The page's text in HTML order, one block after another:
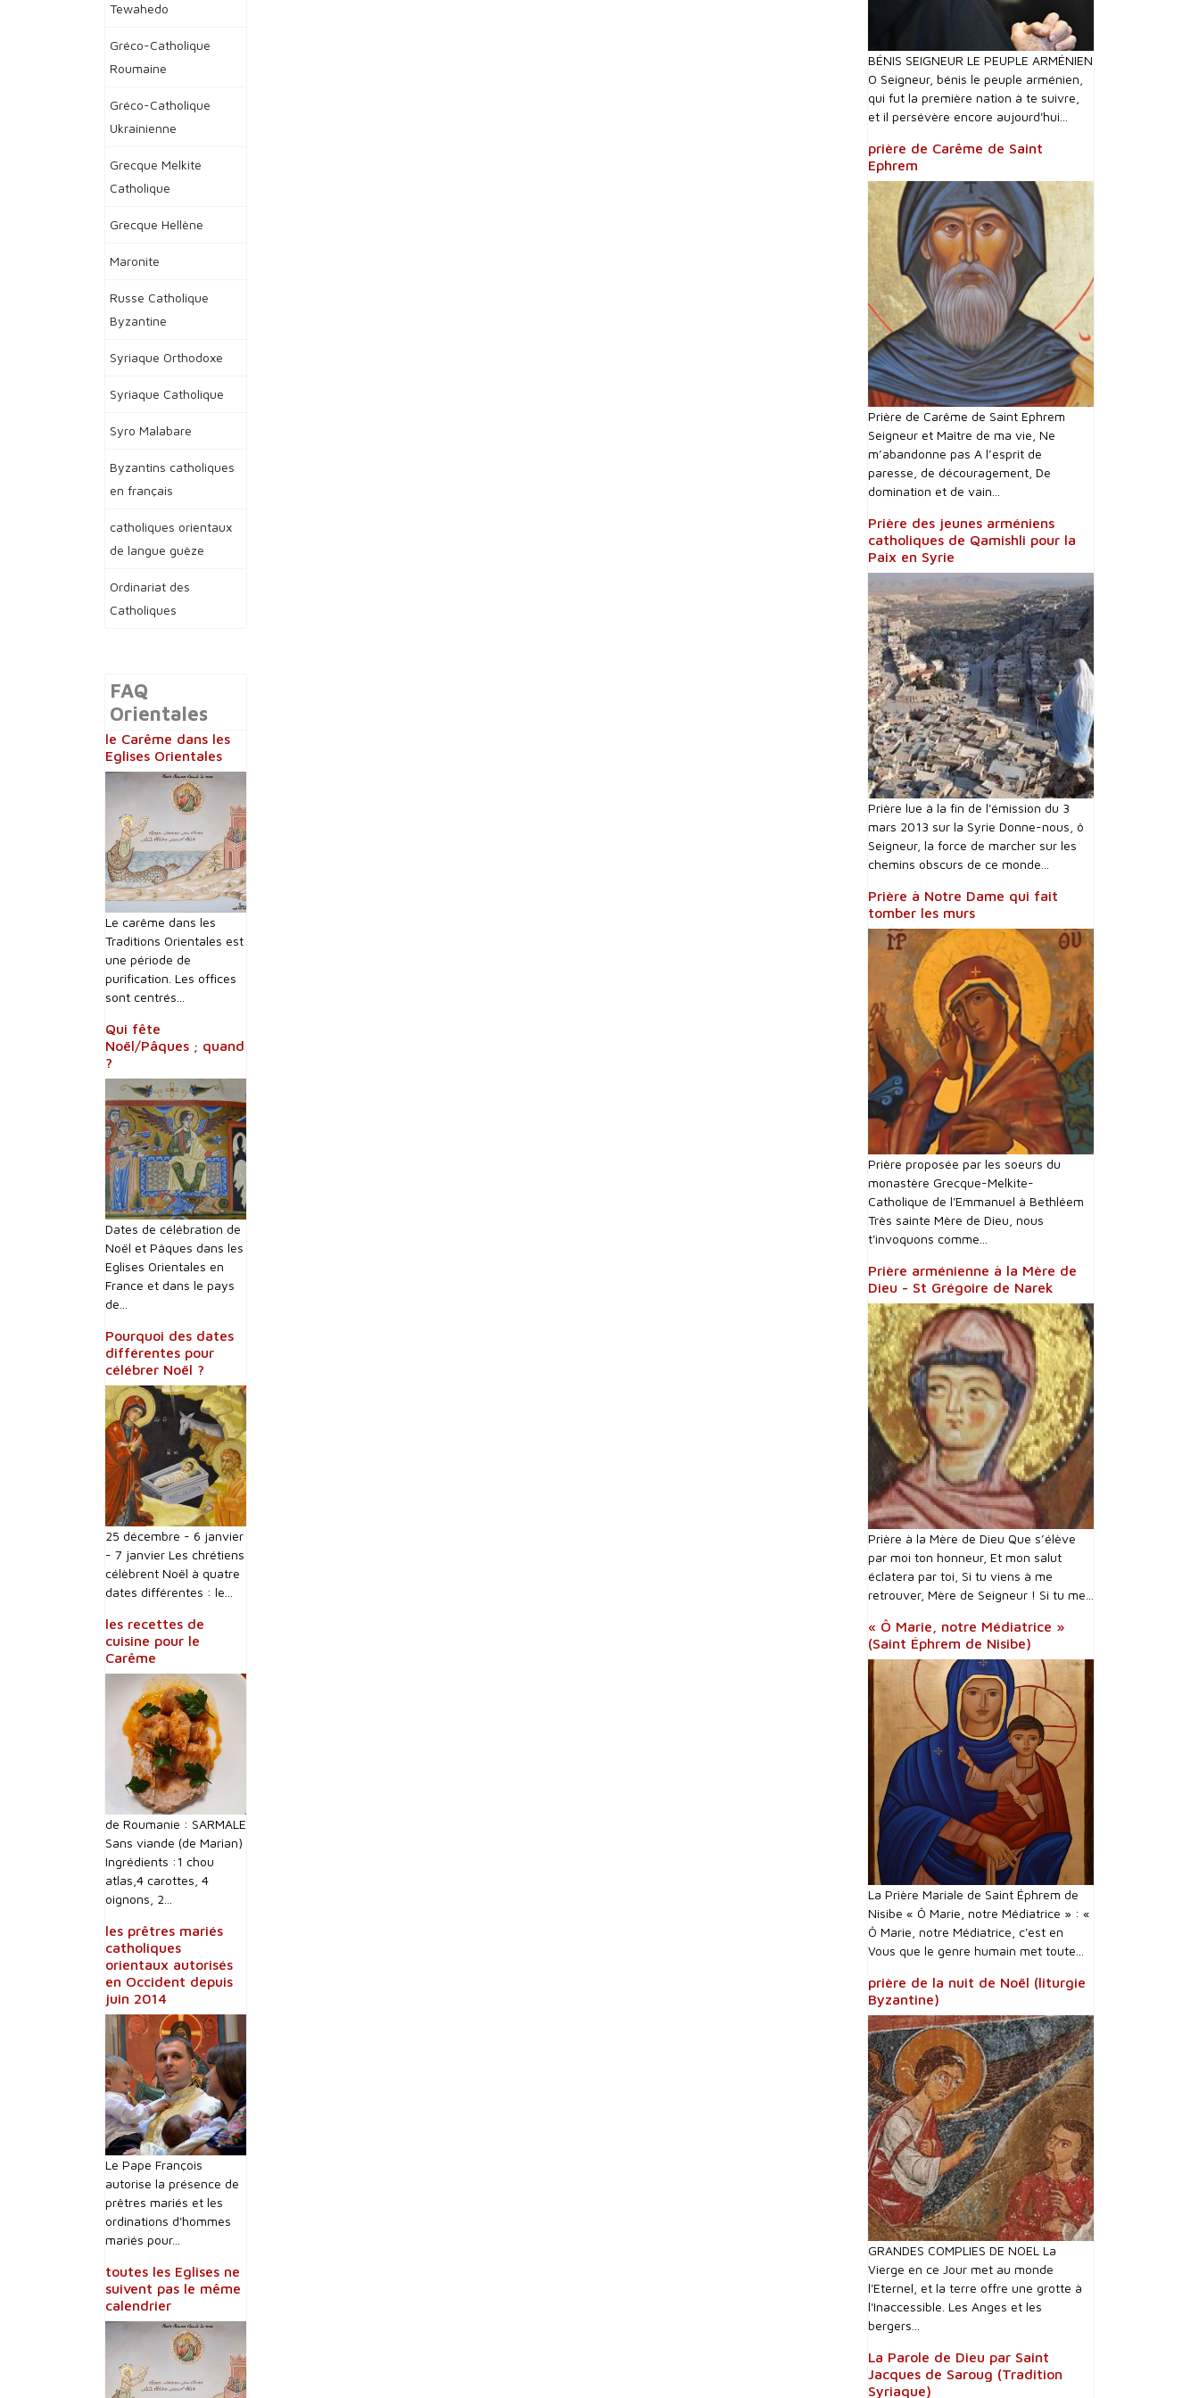
Tewahedo
Gréco-Catholique
Roumaine
Gréco-Catholique
Ukrainienne
Grecque Melkite
Catholique
Grecque Hellène
Maronite
Russe Catholique
Byzantine
Syriaque Orthodoxe
Syriaque Catholique
Syro Malabare
Byzantins catholiques
en français
catholiques orientaux
de langue guèze
Ordinariat des
Catholiques
FAQ
Orientales
le Carême dans les
Eglises Orientales
Le carême dans les
Traditions Orientales est
une période de
purification. Les offices
sont centrés...
Qui fête
Noël/Pâques ; quand
?
Dates de célébration de
Noël et Pâques dans les
Eglises Orientales en
France et dans le pays
de...
Pourquoi des dates
différentes pour
célébrer Noël ?
25 décembre - 6 janvier
- 7 janvier Les chrétiens
célèbrent Noël à quatre
dates différentes : le...
les recettes de
cuisine pour le
Carême
de Roumanie : SARMALE
Sans viande (de Marian)
Ingrédients :1 chou
atlas,4 carottes, 4
oignons, 2...
les prêtres mariés
catholiques
orientaux autorisés
en Occident depuis
juin 2014
Le Pape François
autorise la présence de
prêtres mariés et les
ordinations d'hommes
mariés pour...
toutes les Eglises ne
suivent pas le même
calendrier
BÉNIS SEIGNEUR LE PEUPLE ARMÉNIEN
O Seigneur, bénis le peuple arménien,
qui fut la première nation à te suivre,
et il persévère encore aujourd'hui...
prière de Carême de Saint
Ephrem
Prière de Carême de Saint Ephrem
Seigneur et Maître de ma vie, Ne
m’abandonne pas A l’esprit de
paresse, de découragement, De
domination et de vain...
Prière des jeunes arméniens
catholiques de Qamishli pour la
Paix en Syrie
Prière lue à la fin de l'émission du 3
mars 2013 sur la Syrie Donne-nous, ô
Seigneur, la force de marcher sur les
chemins obscurs de ce monde...
Prière à Notre Dame qui fait
tomber les murs
Prière proposée par les soeurs du
monastère Grecque-Melkite-
Catholique de l'Emmanuel à Bethléem
Très sainte Mère de Dieu, nous
t'invoquons comme...
Prière arménienne à la Mère de
Dieu - St Grégoire de Narek
Prière à la Mère de Dieu Que s’élève
par moi ton honneur, Et mon salut
éclatera par toi, Si tu viens à me
retrouver, Mère de Seigneur ! Si tu me...
« Ô Marie, notre Médiatrice »
(Saint Éphrem de Nisibe)
La Prière Mariale de Saint Éphrem de
Nisibe « Ô Marie, notre Médiatrice » : «
Ô Marie, notre Médiatrice, c'est en
Vous que le genre humain met toute...
prière de la nuit de Noël (liturgie
Byzantine)
GRANDES COMPLIES DE NOEL La
Vierge en ce Jour met au monde
l'Eternel, et la terre offre une grotte à
l'Inaccessible. Les Anges et les
bergers...
La Parole de Dieu par Saint
Jacques de Saroug (Tradition
Syriaque)